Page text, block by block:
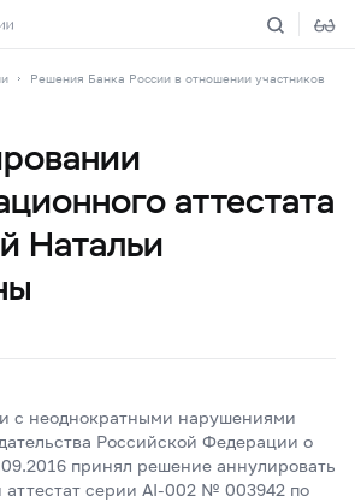
Решения Банка России в отношении участников
аттестата
Натальи
с неоднократными нарушениями
Российской Федерации о
принял решение аннулировать
серии AI-002 № 003942 по